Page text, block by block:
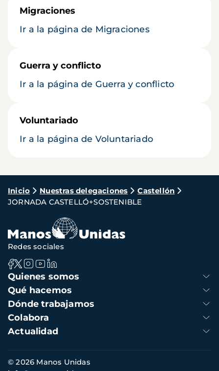
Migraciones
Ir a la página de Migraciones
Guerra y conflicto
Ir a la página de Guerra y conflicto
Voluntariado
Ir a la página de Voluntariado
Ruta
de
navegación
Inicio Nuestras delegaciones
Castellón
JORNADA CASTELLÓ+SOSTENIBLE
Navegación
principal
Quienes somos
Qué hacemos
Dónde trabajamos
Colabora
Actualidad
Redes sociales
Información
© 2026 Manos Unidas